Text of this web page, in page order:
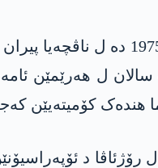
ھندەک کۆمیتەیێن
و ڤر ڤە ل رۆژئاڤا د